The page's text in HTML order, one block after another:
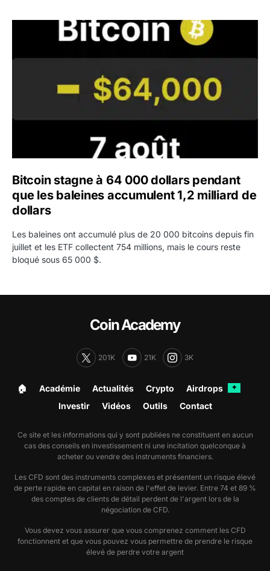
Bitcoin stagne à 64 000 dollars pendant que les
Bitcoin stagne à 64 000 dollars pendant
que les baleines accumulent 1,2 milliard de
dollars
Les baleines ont accumulé plus de 20 000 bitcoins depuis fin
juillet et les ETF collectent 754 millions, mais le cours reste
bloqué sous 65 000 $.
Coin Academy
201K 21K 3K
🏠︎ Académie Actualités Crypto Airdrops ✦
Investir Vidéos Outils Contact
Ce site et les informations qui y sont publiées ne constituent en aucun
cas des conseils en investissement ni une incitation quelconque à
acheter ou vendre des instruments financiers.
Les CFD sont des instruments complexes et présentent un risque élevé
de perte rapide en capital en raison de l'effet de levier. Entre 74 et 89 %
des comptes de clients de détail perdent de l'argent lors de la
négociation de CFD.
Vous devez vous assurer que vous comprenez comment les CFD
fonctionnent et que vous pouvez vous permettre de prendre le risque
élevé de perdre votre argent